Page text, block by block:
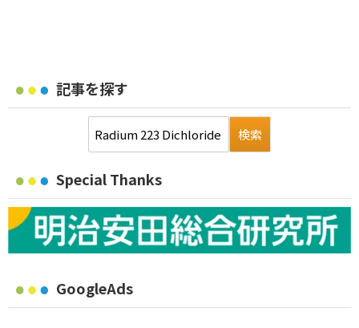
記事を探す
Special Thanks
GoogleAds